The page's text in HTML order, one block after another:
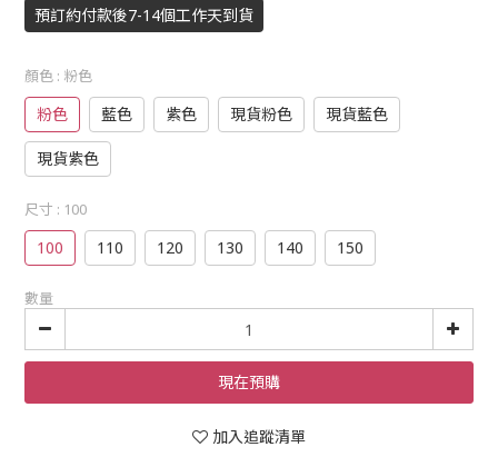
預訂約付款後7-14個工作天到貨
顏色 : 粉色
粉色 藍色 紫色 現貨粉色 現貨藍色
現貨紫色
尺寸 : 100
100 110 120 130 140 150
數量
現在預購
加入追蹤清單